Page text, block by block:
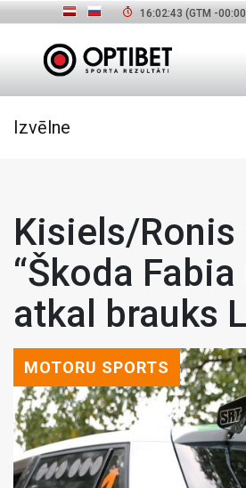
16:02:44 (GTM -00:00
Izvēlne
Kisiels/Ronis
“Škoda Fabia
atkal brauks
MOTORU SPORTS